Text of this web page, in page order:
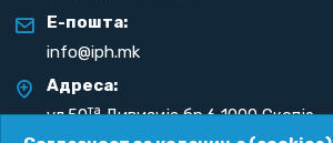
Е-пошта:
info@iph.mk
Адреса:
ул.50таДивизија бр.6 1000 Скопје